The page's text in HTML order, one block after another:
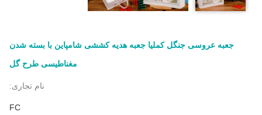
جعبه عروسی جنگل کملیا جعبه هدیه کششی شامپاین با بسته شدن
مغناطیسی طرح گل
نام تجاری:
FC